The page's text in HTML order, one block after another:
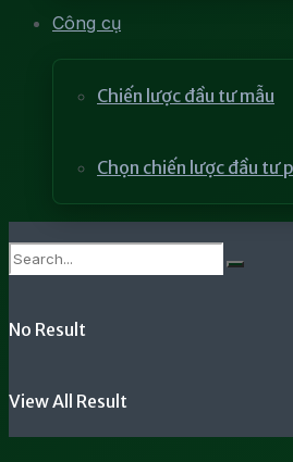
Công cụ
Chiến lược đầu tư mẫu
Chọn chiến lược đầu tư
No Result
View All Result